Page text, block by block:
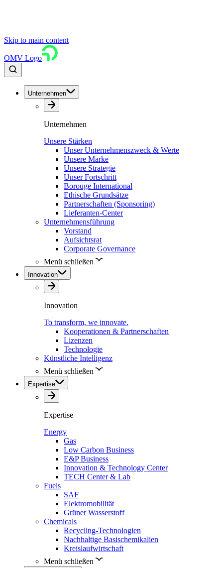
Skip to main content
OMV Logo
Unternehmen
Unternehmen
Unsere Stärken
Unser Unternehmenszweck & Werte
Unsere Marke
Unsere Strategie
Unser Fortschritt
Borouge International
Ethische Grundsätze
Partnerschaften (Sponsoring)
Lieferanten-Center
Unternehmensführung
Vorstand
Aufsichtsrat
Corporate Governance
Menü schließen
Innovation
Innovation
To transform, we innovate.
Kooperationen & Partnerschaften
Lizenzen
Technologie
Künstliche Intelligenz
Menü schließen
Expertise
Expertise
Energy
Gas
Low Carbon Business
E&P Business
Innovation & Technology Center
TECH Center & Lab
Fuels
SAF
Elektromobilität
Grüner Wasserstoff
Chemicals
Recycling-Technologien
Nachhaltige Basischemikalien
Kreislaufwirtschaft
Menü schließen